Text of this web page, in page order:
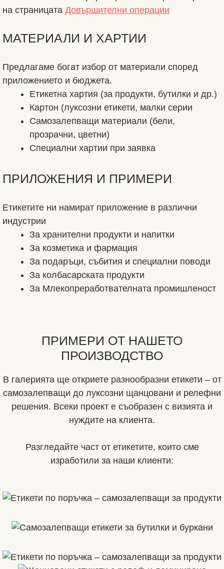
на страницата Довършителни операции
МАТЕРИАЛИ И ХАРТИИ
Предлагаме богат избор от материали според
приложението и бюджета.
Етикетна хартия (за продукти, бутилки и др.)
Картон (луксозни етикети, малки серии
Самозалепващи материали (бели,
прозрачни, цветни)
Специални хартии при заявка
ПРИЛОЖЕНИЯ И ПРИМЕРИ
Етикетите ни намират приложение в различни
индустрии
За хранителни продукти и напитки
За козметика и фармация
За подаръци, събития и специални поводи
За колбасарската продукти
За Млекопреработвателната промишленост
ПРИМЕРИ ОТ НАШЕТО
ПРОИЗВОДСТВО
В галерията ще откриете разнообразни етикети – от
самозалепващи до луксозни щанцовани и релефни
решения. Всеки проект е съобразен с визията и
нуждите на клиента.
Разгледайте част от етикетите, които сме
изработили за наши клиенти: